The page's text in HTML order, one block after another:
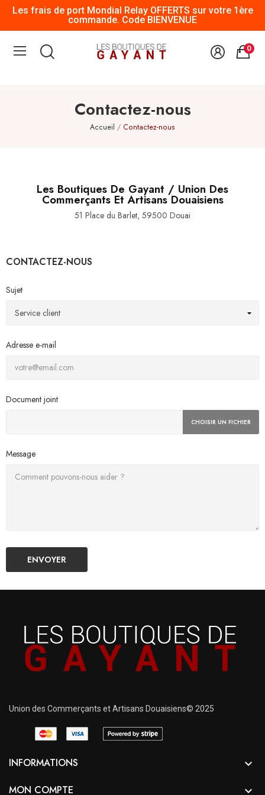
Les frais de port Mondial Relay OFFERTS sur votre 1ère
commande. Code BIENVENUE
0
Contactez-nous
Accueil Contactez-nous
Les Boutiques De Gayant / Union Des
Commerçants Et Artisans Douaisiens
51 Place du Barlet, 59500 Douai
CONTACTEZ-NOUS
Sujet
Adresse e-mail
Document joint
CHOISIR UN FICHIER
Message
Union des Commerçants et Artisans Douaisiens© 2025
INFORMATIONS 
MON COMPTE 